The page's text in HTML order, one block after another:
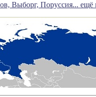
Выборг, Поруссия...